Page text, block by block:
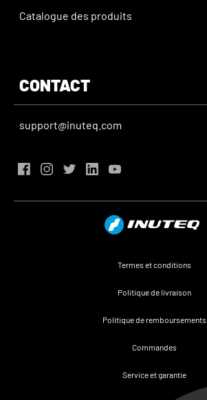
Catalogue des produits
CONTACT
support@inuteq.com
Termes et conditions
Politique de livraison
Politique de remboursements
Commandes
Service et garantie